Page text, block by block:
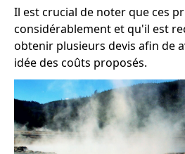
Il est crucial de noter que ces
considérablement et qu'il est
obtenir plusieurs devis afin de
idée des coûts proposés.